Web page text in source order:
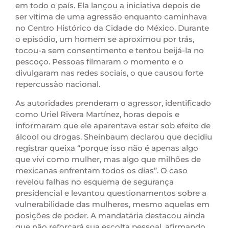
em todo o país. Ela lançou a iniciativa depois de
ser vítima de uma agressão enquanto caminhava
no Centro Histórico da Cidade do México. Durante
o episódio, um homem se aproximou por trás,
tocou-a sem consentimento e tentou beijá-la no
pescoço. Pessoas filmaram o momento e o
divulgaram nas redes sociais, o que causou forte
repercussão nacional.
As autoridades prenderam o agressor, identificado
como Uriel Rivera Martínez, horas depois e
informaram que ele aparentava estar sob efeito de
álcool ou drogas. Sheinbaum declarou que decidiu
registrar queixa “porque isso não é apenas algo
que vivi como mulher, mas algo que milhões de
mexicanas enfrentam todos os dias”. O caso
revelou falhas no esquema de segurança
presidencial e levantou questionamentos sobre a
vulnerabilidade das mulheres, mesmo aquelas em
posições de poder. A mandatária destacou ainda